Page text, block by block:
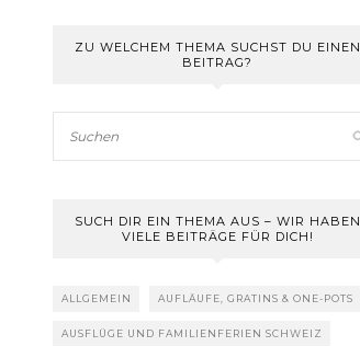
ZU WELCHEM THEMA SUCHST DU EINEN
BEITRAG?
SUCH DIR EIN THEMA AUS – WIR HABEN
VIELE BEITRÄGE FÜR DICH!
ALLGEMEIN AUFLÄUFE, GRATINS & ONE-POTS
AUSFLÜGE UND FAMILIENFERIEN SCHWEIZ